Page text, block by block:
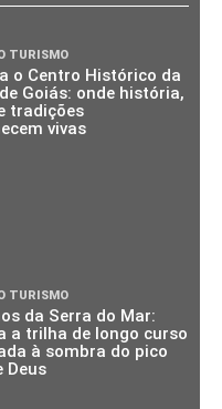
TURISMO
o Centro Histórico da
Goiás: onde história,
tradições
vivas
TURISMO
da Serra do Mar:
a trilha de longo curso
à sombra do pico
Deus